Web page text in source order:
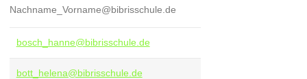
Nachname_Vorname@bibrisschule.de
bosch_hanne@bibrisschule.de
bott_helena@bibrisschule.de